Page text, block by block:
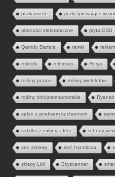
ptaki nocne ptaki śpiewające w
płatności elektroniczne płyta OSB
Qamdo Bamda ramki
rokitnik rolnictwo Rosja
rośliny pnące rośliny wieloletnie
rośliny śródziemnomorskie Ryanair
salon z aneksem kuchennym
sałatka z cukinią i feta schody
sen zimowy sieć handlowa
sklepy Lidl Skyscanner